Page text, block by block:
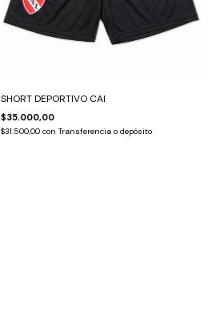
SHORT DEPORTIVO CAI
$35.000,00
$31.500,00con Transferencia o depósito